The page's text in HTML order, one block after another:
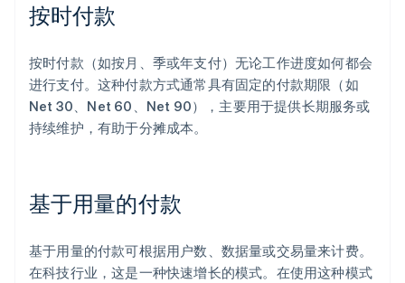
按时付款
按时付款（如按月、季或年支付）无论工作进度如何都会
进行支付。这种付款方式通常具有固定的付款期限（如
Net 30、Net 60、Net 90），主要用于提供长期服务或
持续维护，有助于分摊成本。
基于用量的付款
基于用量的付款可根据用户数、数据量或交易量来计费。
在科技行业，这是一种快速增长的模式。在使用这种模式